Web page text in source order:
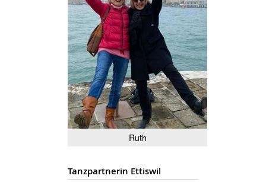
Ruth
Tanzpartnerin Ettiswil